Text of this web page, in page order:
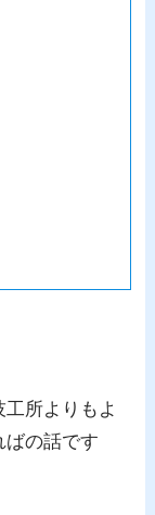
所よりもよ
ばの話です